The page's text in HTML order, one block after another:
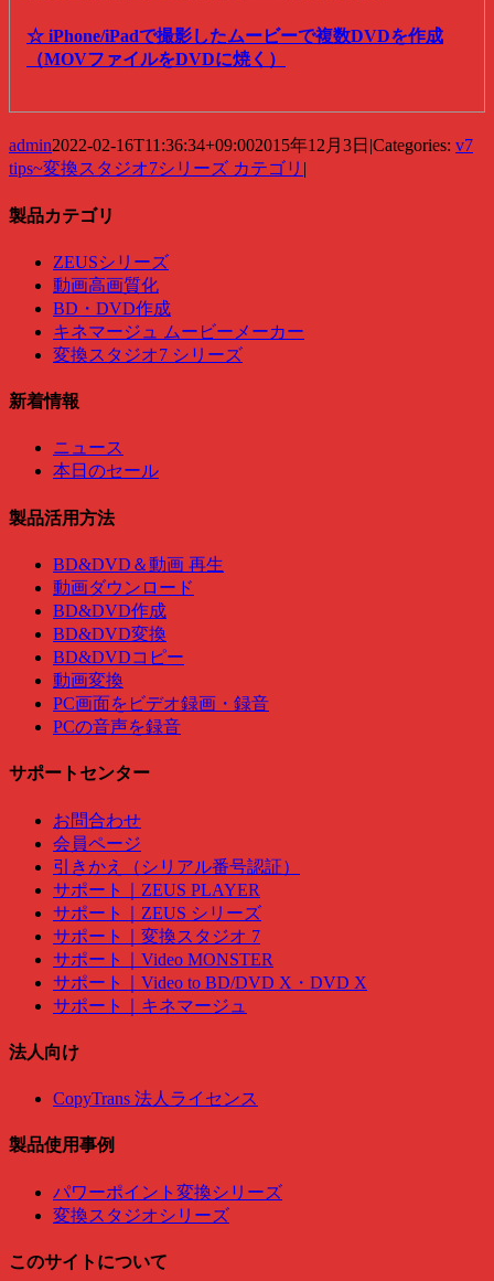
☆ iPhone/iPadで撮影したムービーで複数DVDを作成
（MOVファイルをDVDに焼く）
admin2022-02-16T11:36:34+09:002015年12月3日 |Categories: v7
tips~変換スタジオ7シリーズ カテゴリ |
製品カテゴリ
ZEUSシリーズ
動画高画質化
BD・DVD作成
キネマージュ ムービーメーカー
変換スタジオ7 シリーズ
新着情報
ニュース
本日のセール
製品活用方法
BD&DVD＆動画 再生
動画ダウンロード
BD&DVD作成
BD&DVD変換
BD&DVDコピー
動画変換
PC画面をビデオ録画・録音
PCの音声を録音
サポートセンター
お問合わせ
会員ページ
引きかえ（シリアル番号認証）
サポート｜ZEUS PLAYER
サポート｜ZEUS シリーズ
サポート｜変換スタジオ 7
サポート｜Video MONSTER
サポート｜Video to BD/DVD X・DVD X
サポート｜キネマージュ
法人向け
CopyTrans 法人ライセンス
製品使用事例
パワーポイント変換シリーズ
変換スタジオシリーズ
このサイトについて